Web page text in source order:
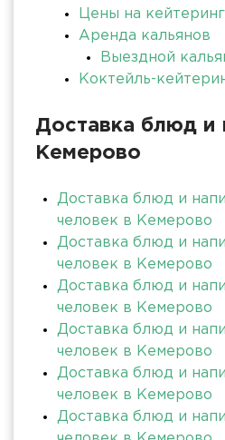
Цены на кейтеринг
Аренда кальянов
Выездной
Коктейль-
Доставка блюд и
Кемерово
Доставка блюд и
человек в Кемерово
Доставка блюд и
человек в Кемерово
Доставка блюд и
человек в Кемерово
Доставка блюд и
человек в Кемерово
Доставка блюд и
человек в Кемерово
Доставка блюд и